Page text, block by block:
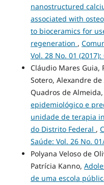
nanostructured
associated with
to bioceramics for
regeneration ,
Vol. 28 No. 01 (2017):
Cláudio Mares Guia,
Sotero, Alexandre
Quadros de
epidemiológico e
unidade de terapia
do Distrito Federal ,
Saúde: Vol. 26 No.
Polyana Veloso de
Patrícia Kanno,
de uma escola